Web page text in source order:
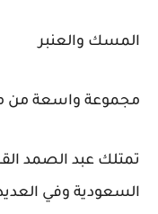
المسك والعنبر
مجموعة واسعة من
تمتلك عبد الصمد
السعودية وفي